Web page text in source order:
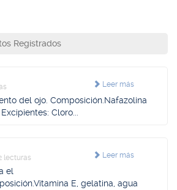
Registrados
Leer más
del ojo. Composición.Nafazolina
Cloro...
Leer más
lecturas
el
E, gelatina, agua